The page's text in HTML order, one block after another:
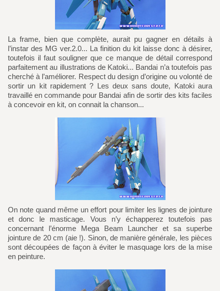
La frame, bien que complète, aurait pu gagner en détails à
l’instar des MG ver.2.0... La finition du kit laisse donc à désirer,
toutefois il faut souligner que ce manque de détail correspond
parfaitement au illustrations de Katoki... Bandai n’a toutefois pas
cherché à l’améliorer. Respect du design d’origine ou volonté de
sortir un kit rapidement ? Les deux sans doute, Katoki aura
travaillé en commande pour Bandai afin de sortir des kits faciles
à concevoir en kit, on connait la chanson...
On note quand même un effort pour limiter les lignes de jointure
et donc le masticage. Vous n’y échapperez toutefois pas
concernant l’énorme Mega Beam Launcher et sa superbe
jointure de 20 cm (aie !). Sinon, de manière générale, les pièces
sont découpées de façon à éviter le masquage lors de la mise
en peinture.